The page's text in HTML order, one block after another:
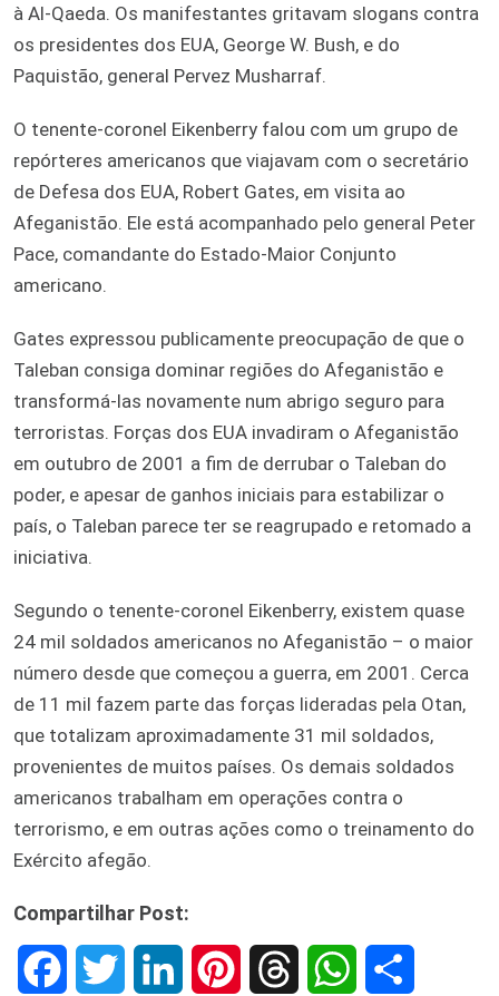
à Al-Qaeda. Os manifestantes gritavam slogans contra
os presidentes dos EUA, George W. Bush, e do
Paquistão, general Pervez Musharraf.
O tenente-coronel Eikenberry falou com um grupo de
repórteres americanos que viajavam com o secretário
de Defesa dos EUA, Robert Gates, em visita ao
Afeganistão. Ele está acompanhado pelo general Peter
Pace, comandante do Estado-Maior Conjunto
americano.
Gates expressou publicamente preocupação de que o
Taleban consiga dominar regiões do Afeganistão e
transformá-las novamente num abrigo seguro para
terroristas. Forças dos EUA invadiram o Afeganistão
em outubro de 2001 a fim de derrubar o Taleban do
poder, e apesar de ganhos iniciais para estabilizar o
país, o Taleban parece ter se reagrupado e retomado a
iniciativa.
Segundo o tenente-coronel Eikenberry, existem quase
24 mil soldados americanos no Afeganistão – o maior
número desde que começou a guerra, em 2001. Cerca
de 11 mil fazem parte das forças lideradas pela Otan,
que totalizam aproximadamente 31 mil soldados,
provenientes de muitos países. Os demais soldados
americanos trabalham em operações contra o
terrorismo, e em outras ações como o treinamento do
Exército afegão.
Compartilhar Post: